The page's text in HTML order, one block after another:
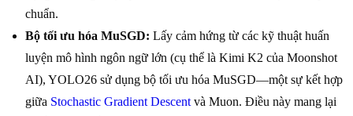
chuẩn.
Bộ tối ưu hóa MuSGD: Lấy cảm hứng từ các kỹ thuật huấn
luyện mô hình ngôn ngữ lớn (cụ thể là Kimi K2 của Moonshot
AI), YOLO26 sử dụng bộ tối ưu hóa MuSGD—một sự kết hợp
giữa Stochastic Gradient Descent và Muon. Điều này mang lại